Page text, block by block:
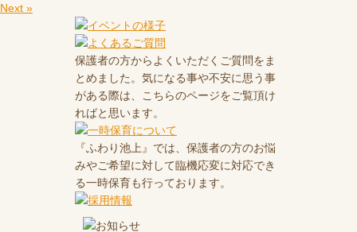
Next »
保護者の方からよくいただくご質問をま
とめました。気になる事や不安に思う事
がある際は、こちらのページをご覧頂け
ればと思います。
『ふわり池上』では、保護者の方のお悩
みやご希望に対して臨機応変に対応でき
る一時保育も行っております。